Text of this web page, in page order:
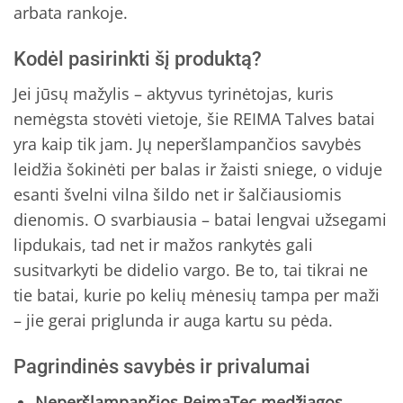
arbata rankoje.
Kodėl pasirinkti šį produktą?
Jei jūsų mažylis – aktyvus tyrinėtojas, kuris
nemėgsta stovėti vietoje, šie REIMA Talves batai
yra kaip tik jam. Jų neperšlampančios savybės
leidžia šokinėti per balas ir žaisti sniege, o viduje
esanti švelni vilna šildo net ir šalčiausiomis
dienomis. O svarbiausia – batai lengvai užsegami
lipdukais, tad net ir mažos rankytės gali
susitvarkyti be didelio vargo. Be to, tai tikrai ne
tie batai, kurie po kelių mėnesių tampa per maži
– jie gerai priglunda ir auga kartu su pėda.
Pagrindinės savybės ir privalumai